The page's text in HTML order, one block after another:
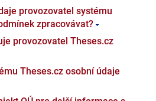
provozovatel systému
zpracovávat?
provozovatel Theses.cz
Theses.cz osobní údaje